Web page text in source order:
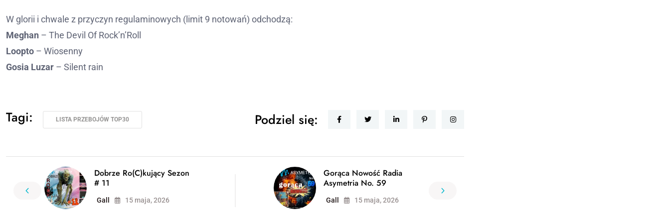
W glorii i chwale z przyczyn regulaminowych (limit 9 notowań) odchodzą:
Meghan – The Devil Of Rock’n’Roll
Loopto – Wiosenny
Gosia Luzar – Silent rain
Tagi: LISTA PRZEBOJÓW TOP30 Podziel się:
Dobrze Ro(C)kujący Sezon
# 11
Gall 15 maja, 2026
Gorąca Nowość Radia
Asymetria No. 59
Gall 15 maja, 2026